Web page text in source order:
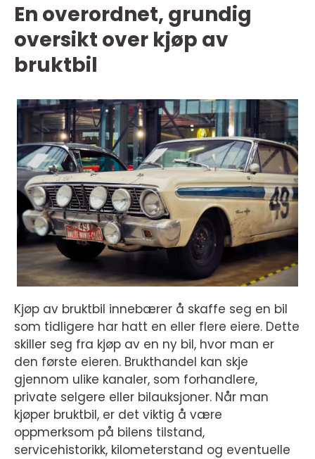
En overordnet, grundig
oversikt over kjøp av
bruktbil
Kjøp av bruktbil innebærer å skaffe seg en bil
som tidligere har hatt en eller flere eiere. Dette
skiller seg fra kjøp av en ny bil, hvor man er
den første eieren. Brukthandel kan skje
gjennom ulike kanaler, som forhandlere,
private selgere eller bilauksjoner. Når man
kjøper bruktbil, er det viktig å være
oppmerksom på bilens tilstand,
servicehistorikk, kilometerstand og eventuelle